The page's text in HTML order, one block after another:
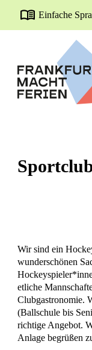
Einfache
Wir sind ein
wunderschönen
etliche
Clubgastronomie.
(Ballschule bis
richtige Angebot.
Anlage begrüßen